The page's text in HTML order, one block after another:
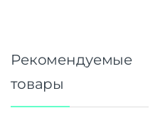
Рекомендуемые
товары